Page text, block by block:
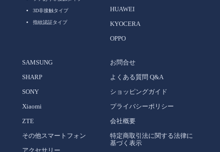
3D非接触タイプ
指紋認証タイプ
HUAWEI
KYOCERA
OPPO
SAMSUNG
SHARP
SONY
Xiaomi
ZTE
その他スマートフォン
アクセサリー
お問合せ
よくある質問 Q&A
ショッピングガイド
プライバシーポリシー
会社概要
特定商取引法に関する法律に
基づく表示